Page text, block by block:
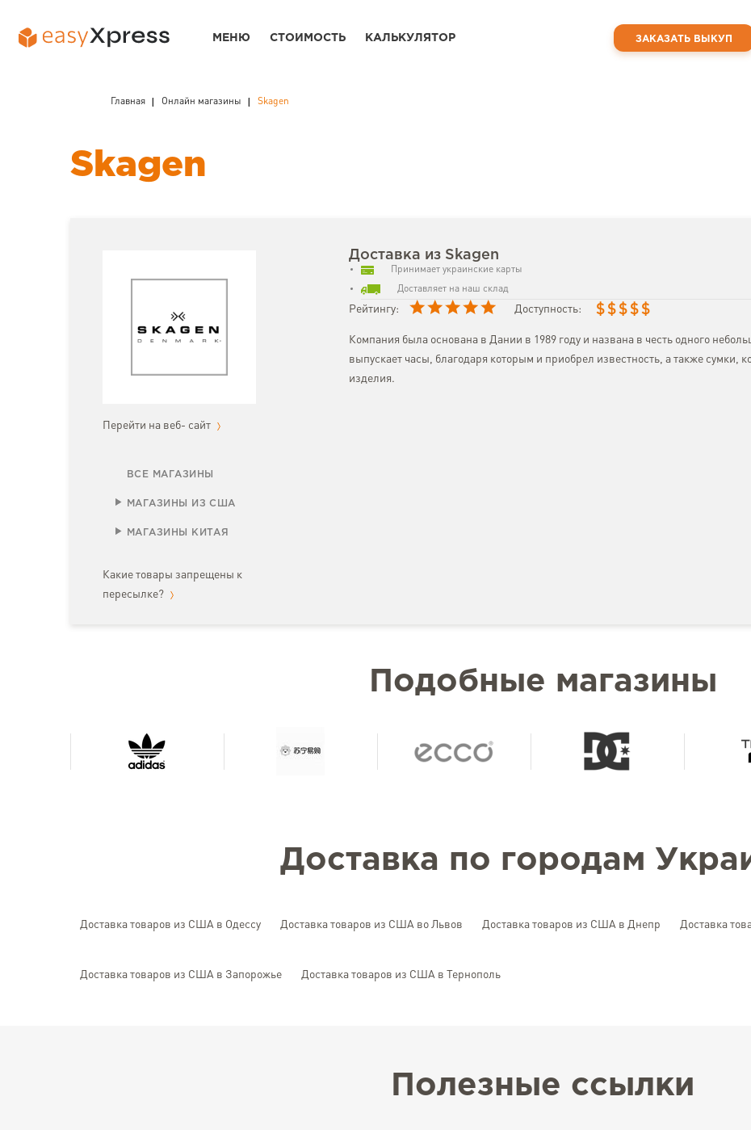
Skagen
Главная Онлайн магазины Skagen
Перейти на веб- сайт
ВСЕ МАГАЗИНЫ
МАГАЗИНЫ ИЗ США
МАГАЗИНЫ КИТАЯ
Какие товары запрещены к
пересылке?
Доставка из Skagen
Принимает украинские карты
Доставляет на наш склад
Рейтингу: Доступность: $ $ $ $ $
Компания была основана в Дании в 1989 году и названа в честь одного
выпускает часы, благодаря которым и приобрел известность, а также сумки,
изделия.
Подобные магазины
Доставка по городам
Доставка товаров из США в Одессу Доставка товаров из США во Львов Доставка товаров из США в Днепр Доставка
Доставка товаров из США в Запорожье Доставка товаров из США в Тернополь
Полезные ссылки
МЕНЮ СТОИМОСТЬ КАЛЬКУЛЯТОР ЗАКАЗАТЬ ВЫКУП